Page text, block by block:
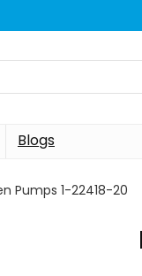
Blogs
Pumps 1-22418-20